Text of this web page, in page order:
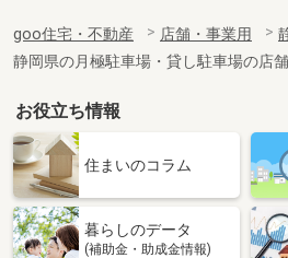
物件種別 貸駐車場
使用面積 -
静岡県静岡市駿河区中村町
価 格
0.60万円
静岡県静岡
物件種別 貸駐車場
使用面積
goo住宅・不動産 店舗・事業用
静岡県の月極駐車場・貸し駐車場の店
お役立ち情報
住まいのコラム
暮らしのデータ
(補助金・助成金情報)